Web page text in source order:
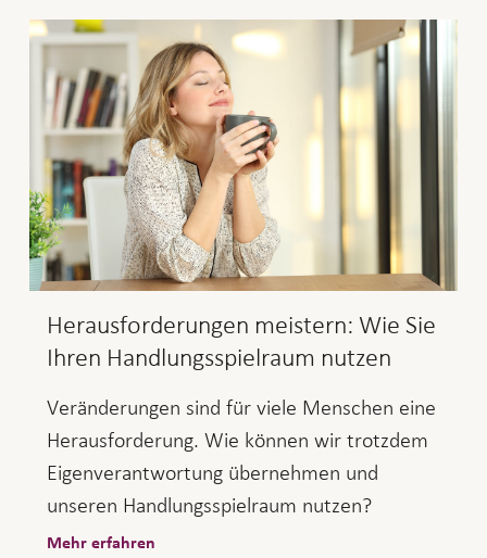
Herausforderungen meistern: Wie Sie
Ihren Handlungsspielraum nutzen
Veränderungen sind für viele Menschen eine
Herausforderung. Wie können wir trotzdem
Eigenverantwortung übernehmen und
unseren Handlungsspielraum nutzen?
Mehr erfahren